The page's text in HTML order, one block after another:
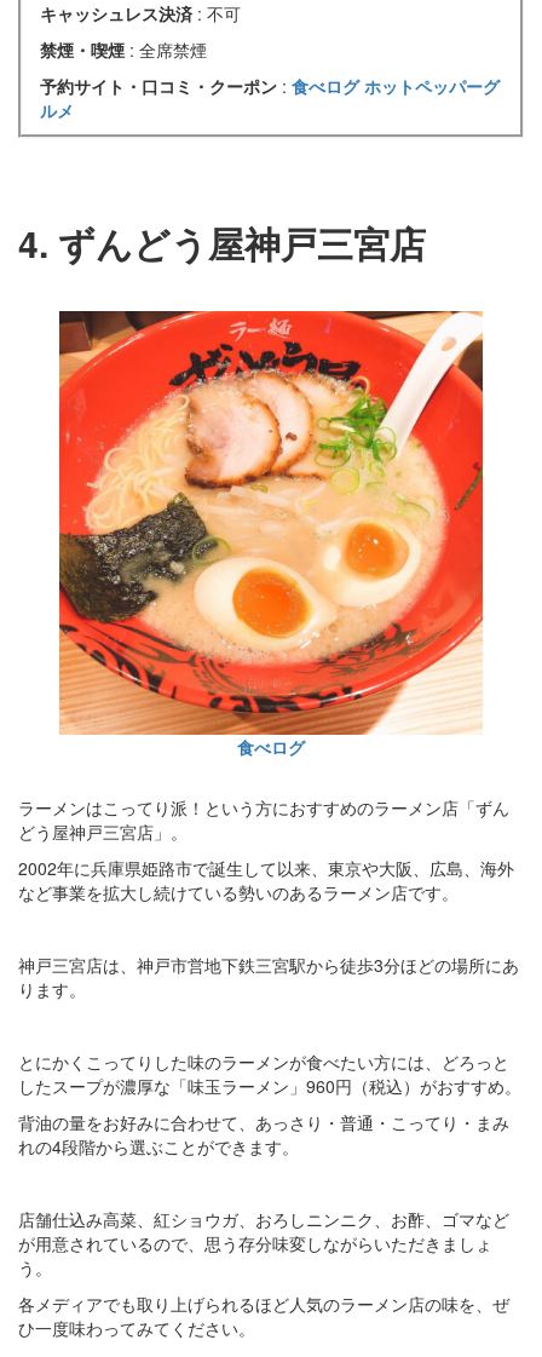
キャッシュレス決済 : 不可
禁煙・喫煙 : 全席禁煙
予約サイト・口コミ・クーポン : 食べログホットペッパーグ
ルメ
4. ずんどう屋神戸三宮店
食べログ
ラーメンはこってり派！という方におすすめのラーメン店「ずん
どう屋神戸三宮店」。
2002年に兵庫県姫路市で誕生して以来、東京や大阪、広島、海外
など事業を拡大し続けている勢いのあるラーメン店です。
神戸三宮店は、神戸市営地下鉄三宮駅から徒歩3分ほどの場所にあ
ります。
とにかくこってりした味のラーメンが食べたい方には、どろっと
したスープが濃厚な「味玉ラーメン」960円（税込）がおすすめ。
背油の量をお好みに合わせて、あっさり・普通・こってり・まみ
れの4段階から選ぶことができます。
店舗仕込み高菜、紅ショウガ、おろしニンニク、お酢、ゴマなど
が用意されているので、思う存分味変しながらいただきましょ
う。
各メディアでも取り上げられるほど人気のラーメン店の味を、ぜ
ひ一度味わってみてください。